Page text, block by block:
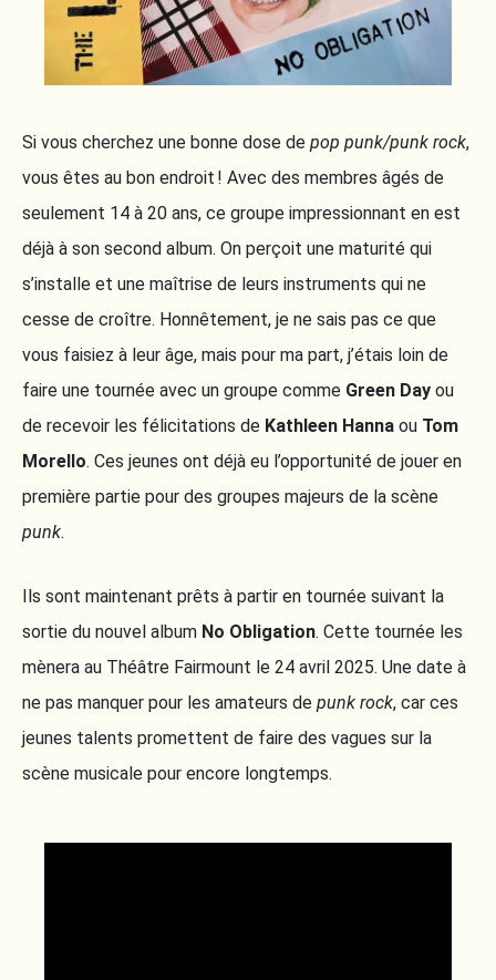
Si vous cherchez une bonne dose de pop punk/punk rock,
vous êtes au bon endroit ! Avec des membres âgés de
seulement 14 à 20 ans, ce groupe impressionnant en est
déjà à son second album. On perçoit une maturité qui
s’installe et une maîtrise de leurs instruments qui ne
cesse de croître. Honnêtement, je ne sais pas ce que
vous faisiez à leur âge, mais pour ma part, j’étais loin de
faire une tournée avec un groupe comme Green Day ou
de recevoir les félicitations de Kathleen Hanna ou Tom
Morello. Ces jeunes ont déjà eu l’opportunité de jouer en
première partie pour des groupes majeurs de la scène
punk.
Ils sont maintenant prêts à partir en tournée suivant la
sortie du nouvel album No Obligation. Cette tournée les
mènera au Théâtre Fairmount le 24 avril 2025. Une date à
ne pas manquer pour les amateurs de punk rock, car ces
jeunes talents promettent de faire des vagues sur la
scène musicale pour encore longtemps.